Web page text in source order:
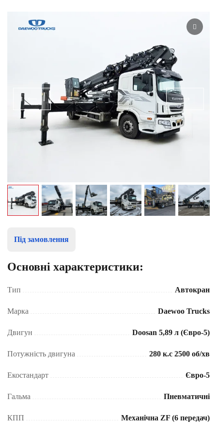
Під замовлення
Основні характеристики:
Тип Автокран
Марка Daewoo Trucks
Двигун Doosan 5,89 л (Євро-5)
Потужність двигуна 280 к.с 2500 об/хв
Екостандарт Євро-5
Гальма Пневматичні
КПП Механічна ZF (6 передач)